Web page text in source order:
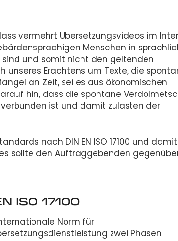
vermehrt Übersetzungsvideos im
Menschen in
und somit nicht den geltenden
unseres Erachtens um Texte, die
an Zeit, sei es aus ökonomischen
hin, dass die spontane
ist und damit zulasten der
nach DIN EN ISO 17100 und damit
sollte den Auftraggebenden
ISO 17100
Norm für
zwei Phasen